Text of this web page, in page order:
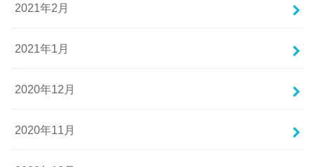
2021年2月
2021年1月
2020年12月
2020年11月